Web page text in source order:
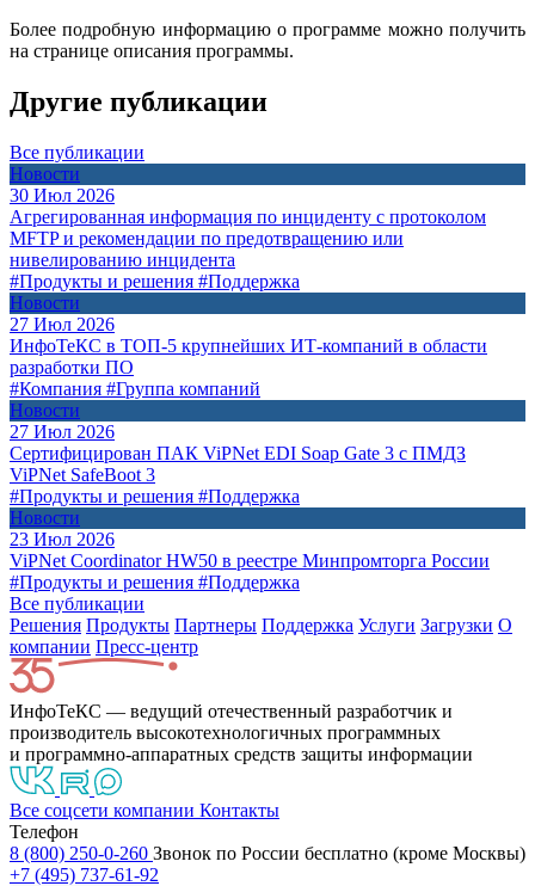
Более подробную информацию о программе можно получить
на странице описания программы.
Другие публикации
Все публикации
Новости
30 Июл 2026
Агрегированная информация по инциденту с протоколом
MFTP и рекомендации по предотвращению или
нивелированию инцидента
#Продукты и решения #Поддержка
Новости
27 Июл 2026
ИнфоТеКС в ТОП-5 крупнейших ИТ-компаний в области
разработки ПО
#Компания #Группа компаний
Новости
27 Июл 2026
Сертифицирован ПАК ViPNet EDI Soap Gate 3 с ПМДЗ
ViPNet SafeBoot 3
#Продукты и решения #Поддержка
Новости
23 Июл 2026
ViPNet Coordinator HW50 в реестре Минпромторга России
#Продукты и решения #Поддержка
Все публикации
Решения Продукты Партнeры Поддержка Услуги Загрузки О
компании Пресс-центр
ИнфоТеКС — ведущий отечественный разработчик и
производитель высокотехнологичных программных
и программно-аппаратных средств защиты информации
Все соцсети компании Контакты
Телефон
8 (800) 250-0-260 Звонок по России бесплатно (кроме Москвы)
+7 (495) 737-61-92